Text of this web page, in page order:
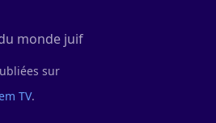
monde juif
sur
TV.